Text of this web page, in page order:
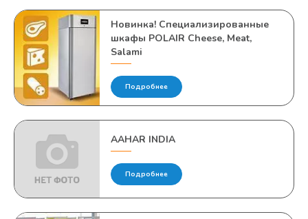
Новинка! Специализированные
шкафы POLAIR Cheese, Meat,
Salami
Подробнее
AAHAR INDIA
Подробнее